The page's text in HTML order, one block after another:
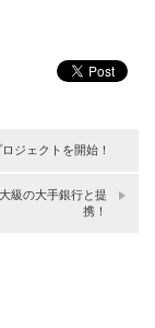
ジェクトを開始！
級の大手銀行と提
携！